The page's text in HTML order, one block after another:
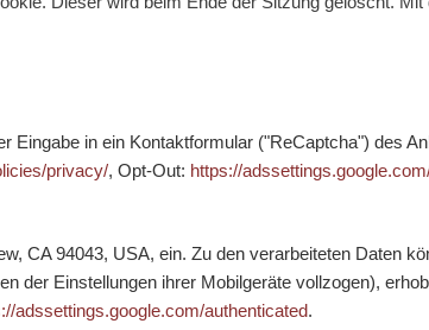
in ein Kontaktformular ("ReCaptcha") des
privacy/, Opt-Out: https://
CA 94043, USA, ein. Zu den verarbeiteten Daten
der Einstellungen ihrer Mobilgeräte vollzogen),
adssettings.google.com/authenticated.